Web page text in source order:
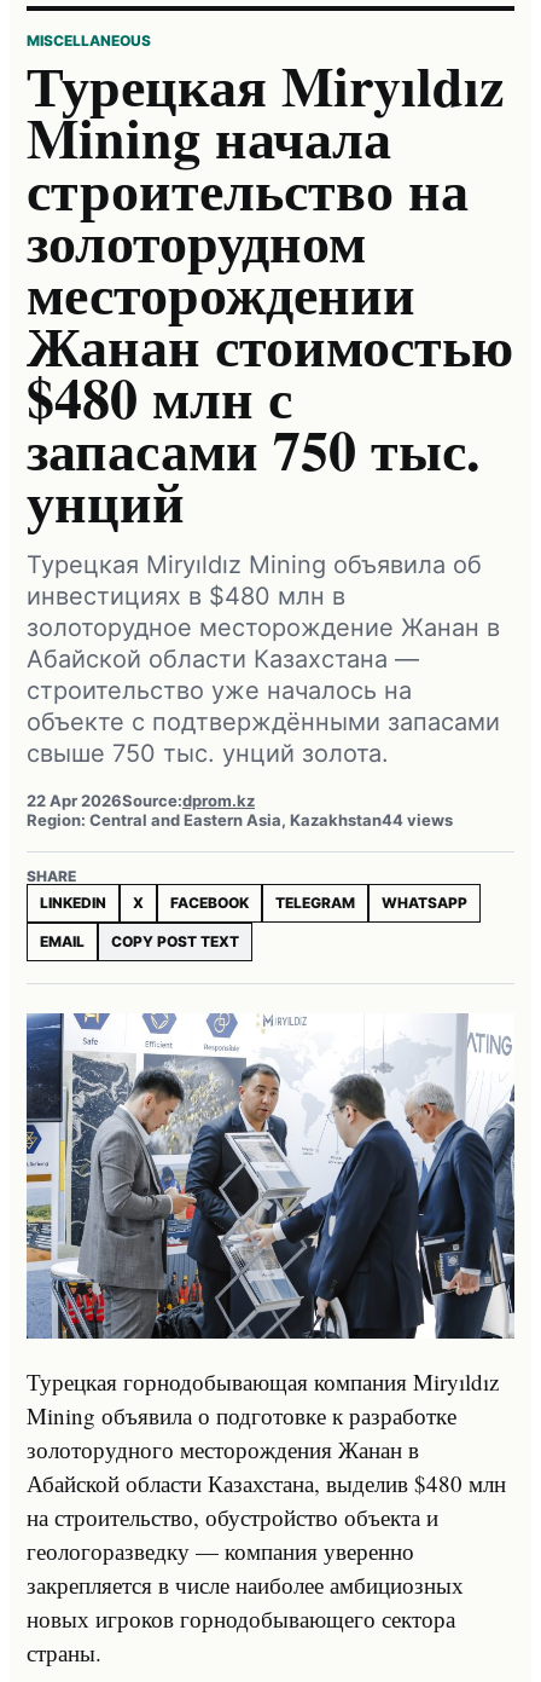
MISCELLANEOUS
Турецкая Miryıldız
Mining начала
строительство на
золоторудном
месторождении
Жанан стоимостью
$480 млн с
запасами 750 тыс.
унций
Турецкая Miryıldız Mining объявила об
инвестициях в $480 млн в
золоторудное месторождение Жанан в
Абайской области Казахстана —
строительство уже началось на
объекте с подтверждёнными запасами
свыше 750 тыс. унций золота.
22 Apr 2026Source:dprom.kz
Region: Central and Eastern Asia, Kazakhstan44 views
SHARE
LINKEDIN
X FACEBOOK TELEGRAM WHATSAPP
EMAIL COPY POST TEXT
Турецкая горнодобывающая компания Miryıldız
Mining объявила о подготовке к разработке
золоторудного месторождения Жанан в
Абайской области Казахстана, выделив $480 млн
на строительство, обустройство объекта и
геологоразведку — компания уверенно
закрепляется в числе наиболее амбициозных
новых игроков горнодобывающего сектора
страны.